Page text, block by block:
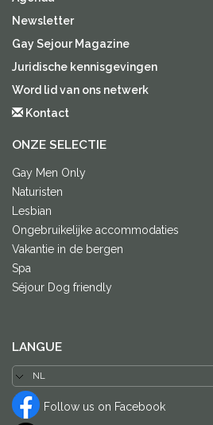
Newsletter
Gay Sejour Magazine
Juridische kennisgevingen
Word lid van ons netwerk
Kontact
ONZE SELECTIE
Gay Men Only
Naturisten
Lesbian
Ongebruikelijke accommodaties
Vakantie in de bergen
Spa
Séjour Dog friendly
LANGUE
Follow us on Facebook